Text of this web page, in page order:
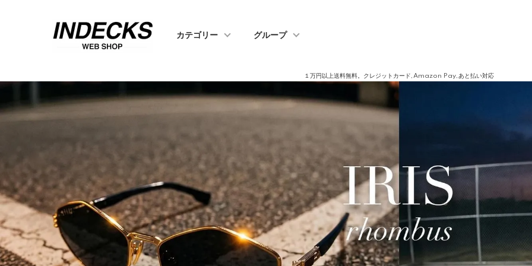
１万円以上送料無料。クレジットカード,Amazon Pay,あと払い対応
カテゴリー グループ